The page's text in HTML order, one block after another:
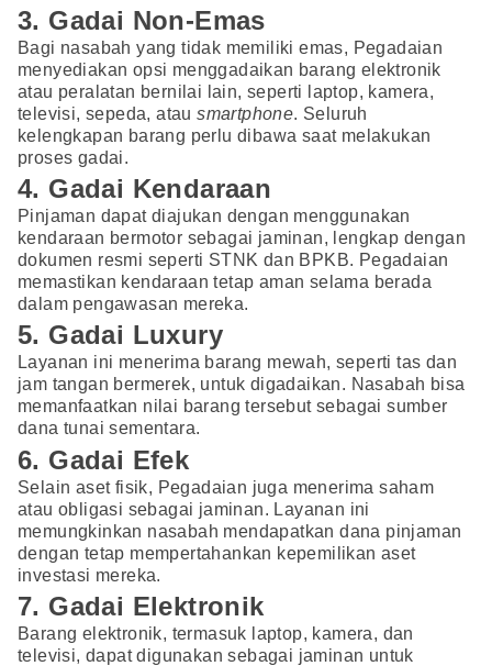
3. Gadai Non-Emas
Bagi nasabah yang tidak memiliki emas, Pegadaian
menyediakan opsi menggadaikan barang elektronik
atau peralatan bernilai lain, seperti laptop, kamera,
televisi, sepeda, atausmartphone. Seluruh
kelengkapan barang perlu dibawa saat melakukan
proses gadai.
4. Gadai Kendaraan
Pinjaman dapat diajukan dengan menggunakan
kendaraan bermotor sebagai jaminan, lengkap dengan
dokumen resmi seperti STNK dan BPKB. Pegadaian
memastikan kendaraan tetap aman selama berada
dalam pengawasan mereka.
5. Gadai Luxury
Layanan ini menerima barang mewah, seperti tas dan
jam tangan bermerek, untuk digadaikan. Nasabah bisa
memanfaatkan nilai barang tersebut sebagai sumber
dana tunai sementara.
6. Gadai Efek
Selain aset fisik, Pegadaian juga menerima saham
atau obligasi sebagai jaminan. Layanan ini
memungkinkan nasabah mendapatkan dana pinjaman
dengan tetap mempertahankan kepemilikan aset
investasi mereka.
7. Gadai Elektronik
Barang elektronik, termasuk laptop, kamera, dan
televisi, dapat digunakan sebagai jaminan untuk